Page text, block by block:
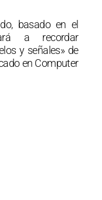
basado en el
a recordar
y señales» de
en Computer